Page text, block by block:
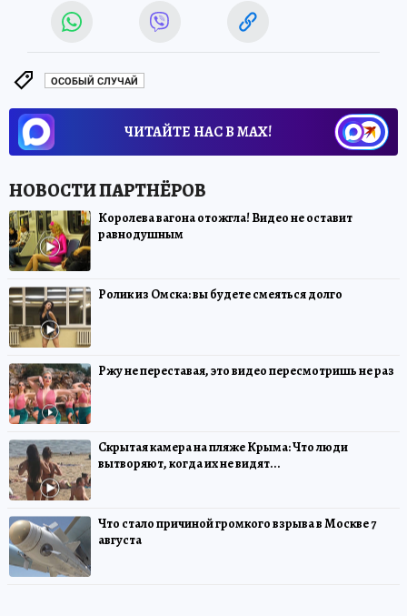
ОСОБЫЙ СЛУЧАЙ
ЧИТАЙТЕ НАС В МАХ!
Королева вагона отожгла! Видео не оставит
равнодушным
Ролик из Омска: вы будете смеяться долго
Ржу не переставая, это видео пересмотришь не раз
Скрытая камера на пляже Крыма: Что люди
вытворяют, когда их не видят...
Что стало причиной громкого взрыва в Москве 7
августа